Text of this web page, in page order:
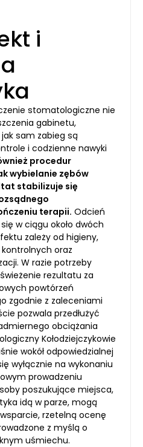
i
stomatologiczne nie
gabinetu,
sam zabieg są
i codzienne nawyki
procedur
wybielanie zębów
stabilizuje się
terapii. Odcień
w ciągu około dwóch
zależy od higieny,
oraz
W razie potrzeby
rezultatu za
powtórzeń
zgodnie z zaleceniami
pozwala przedłużyć
obciążania
Kołodziejczykowie
wokół odpowiedzialnej
wyłącznie na wykonaniu
prowadzeniu
poszukujące miejsca,
idą w parze, mogą
rzetelną ocenę
z myślą o
uśmiechu.